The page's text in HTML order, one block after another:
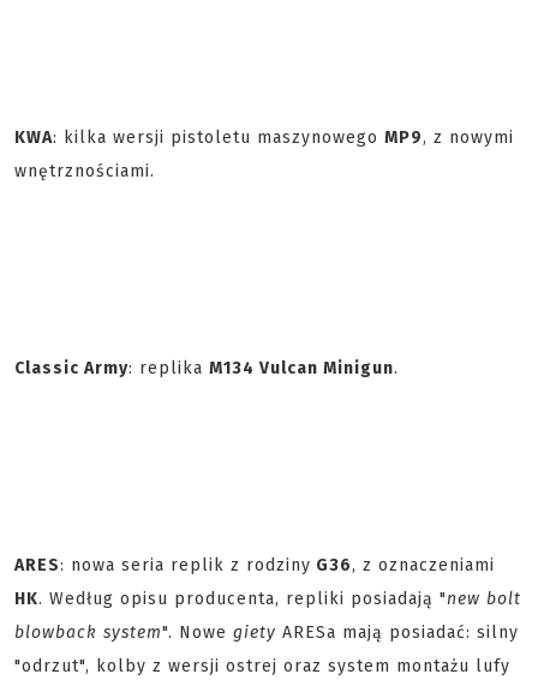
KWA: kilka wersji pistoletu maszynowego MP9, z nowymi
wnętrznościami.
Classic Army: replika M134 Vulcan Minigun.
ARES: nowa seria replik z rodziny G36, z oznaczeniami
HK. Według opisu producenta, repliki posiadają "new bolt
blowback system". Nowe giety ARESa mają posiadać: silny
"odrzut", kolby z wersji ostrej oraz system montażu lufy